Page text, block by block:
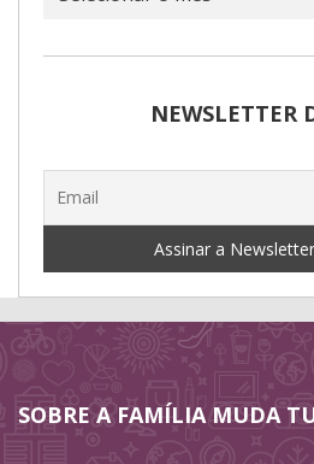
NEWSLETTER
SOBRE A FAMÍLIA MUDA